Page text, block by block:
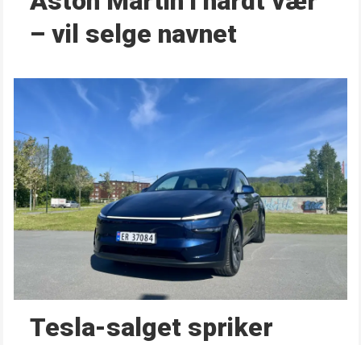
– vil selge navnet
Tesla-salget spriker